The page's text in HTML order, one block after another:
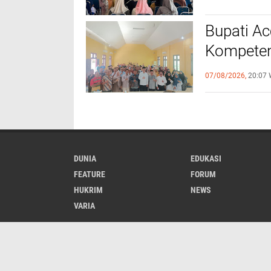
Bupati
dengan
07/08/2026, 20:07
DUNIA EDUKASI
FEATURE
FORUM
HUKRIM
NEWS
VARIA